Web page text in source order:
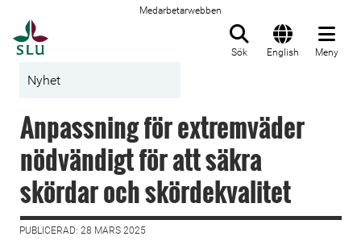
Medarbetarwebben
Sök English Meny
Nyhet
Anpassning för extremväder
nödvändigt för att säkra
skördar och skördekvalitet
PUBLICERAD: 28 MARS 2025